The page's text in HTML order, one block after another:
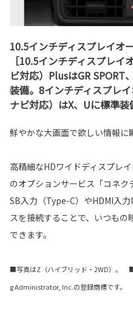
10.5インチディスプレイオ
［10.5インチディスプレ
ビ対応）PlusはGR
装備。8インチディスプレ
ナビ対応）はX、Uに標準装
鮮やかな大画面で欲しい情報に
高精細なHDワイドディスプレ
のオプションサービス「コネ
SB入力（Type-C）やHDMI入
スを接続することで、いつも
できます。
■写真はZ（ハイブリッド・2WD）。
g Administrator, Inc.の登録商標です。